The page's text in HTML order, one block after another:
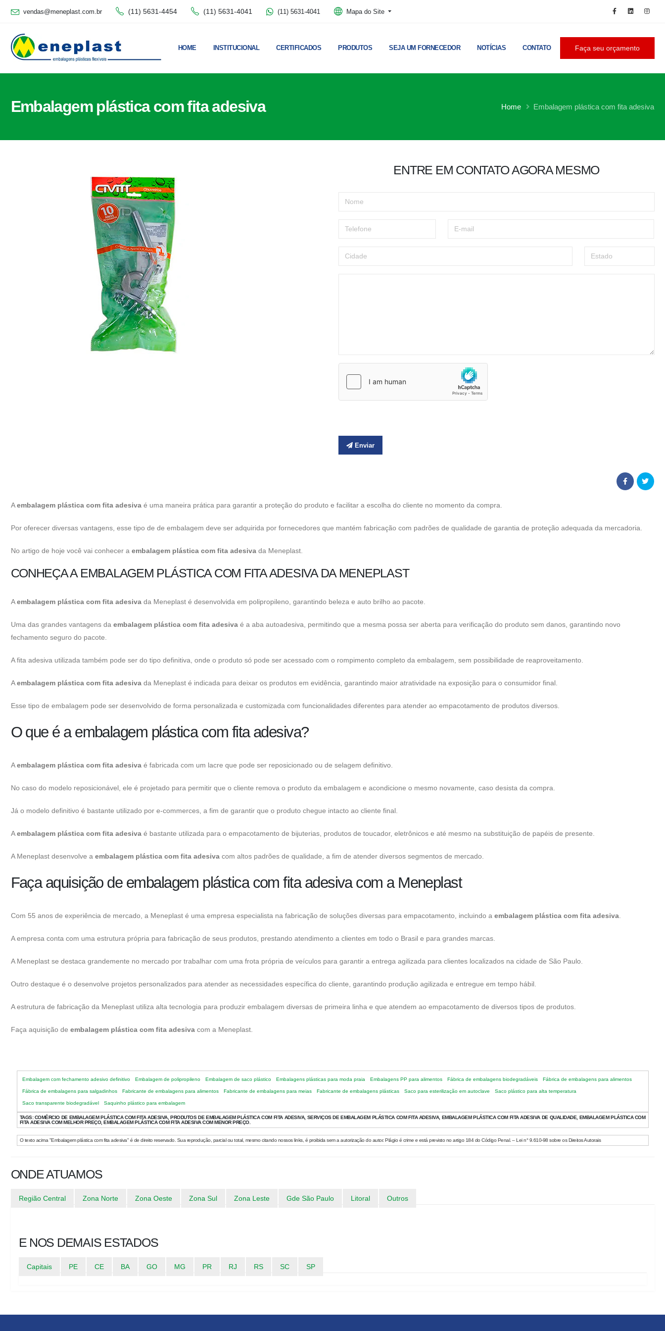
vendas@meneplast.com.br (11) 5631-4454 (11) 5631-4041 (11) 5631-4041 Mapa do Site
HOME INSTITUCIONAL CERTIFICADOS PRODUTOS SEJA UM FORNECEDOR NOTÍCIAS CONTATO Faça seu orçamento
Embalagem plástica com fita adesiva Home Embalagem plástica com fita adesiva
ENTRE EM CONTATO AGORA MESMO
Enviar
Aembalagem plástica com fita adesivaé uma maneira prática para garantir a proteção do produto e facilitar a escolha do cliente no momento da compra.
Por oferecer diversas vantagens, esse tipo de de embalagem deve ser adquirida por fornecedores que mantém fabricação com padrões de qualidade de garantia de proteção adequada da mercadoria.
No artigo de hoje você vai conhecer a embalagem plástica com fita adesivada Meneplast.
CONHEÇA A EMBALAGEM PLÁSTICA COM FITA ADESIVA DA MENEPLAST
Aembalagem plástica com fita adesivada Meneplast é desenvolvida em polipropileno, garantindo beleza e auto brilho ao pacote.
Uma das grandes vantagens da embalagem plástica com fita adesivaé a aba autoadesiva, permitindo que a mesma possa ser aberta para verificação do produto sem danos, garantindo novo
fechamento seguro do pacote.
A fita adesiva utilizada também pode ser do tipo definitiva, onde o produto só pode ser acessado com o rompimento completo da embalagem, sem possibilidade de reaproveitamento.
Aembalagem plástica com fita adesivada Meneplast é indicada para deixar os produtos em evidência, garantindo maior atratividade na exposição para o consumidor final.
Esse tipo de embalagem pode ser desenvolvido de forma personalizada e customizada com funcionalidades diferentes para atender ao empacotamento de produtos diversos.
O que é a embalagem plástica com fita adesiva?
Aembalagem plástica com fita adesivaé fabricada com um lacre que pode ser reposicionado ou de selagem definitivo.
No caso do modelo reposicionável, ele é projetado para permitir que o cliente remova o produto da embalagem e acondicione o mesmo novamente, caso desista da compra.
Já o modelo definitivo é bastante utilizado por e-commerces, a fim de garantir que o produto chegue intacto ao cliente final.
Aembalagem plástica com fita adesivaé bastante utilizada para o empacotamento de bijuterias, produtos de toucador, eletrônicos e até mesmo na substituição de papéis de presente.
A Meneplast desenvolve a embalagem plástica com fita adesivacom altos padrões de qualidade, a fim de atender diversos segmentos de mercado.
Faça aquisição de embalagem plástica com fita adesiva com a Meneplast
Com 55 anos de experiência de mercado, a Meneplast é uma empresa especialista na fabricação de soluções diversas para empacotamento, incluindo a embalagem plástica com fita adesiva.
A empresa conta com uma estrutura própria para fabricação de seus produtos, prestando atendimento a clientes em todo o Brasil e para grandes marcas.
A Meneplast se destaca grandemente no mercado por trabalhar com uma frota própria de veículos para garantir a entrega agilizada para clientes localizados na cidade de São Paulo.
Outro destaque é o desenvolve projetos personalizados para atender as necessidades específica do cliente, garantindo produção agilizada e entregue em tempo hábil.
A estrutura de fabricação da Meneplast utiliza alta tecnologia para produzir embalagem diversas de primeira linha e que atendem ao empacotamento de diversos tipos de produtos.
Faça aquisição de embalagem plástica com fita adesivacom a Meneplast.
Embalagem com fechamento adesivo definitivo Embalagem de polipropileno Embalagem de saco plástico Embalagens plásticas para moda praia Embalagens PP para alimentos Fábrica de embalagens biodegradáveis Fábrica de embalagens para alimentos
Fábrica de embalagens para salgadinhos Fabricante de embalagens para alimentos Fabricante de embalagens para meias Fabricante de embalagens plásticas Saco para esterilização em autoclave Saco plástico para alta temperatura
Saco transparente biodegradável Saquinho plástico para embalagem
TAGS:COMÉRCIO DE EMBALAGEM PLÁSTICA COM FITA ADESIVA, PRODUTOS DE EMBALAGEM PLÁSTICA COM FITA ADESIVA, SERVIÇOS DE EMBALAGEM PLÁSTICA COM FITA ADESIVA, EMBALAGEM PLÁSTICA COM FITA ADESIVA DE QUALIDADE, EMBALAGEM PLÁSTICA COM
FITA ADESIVA COM MELHOR PREÇO, EMBALAGEM PLÁSTICA COM FITA ADESIVA COM MENOR PREÇO.
O texto acima "Embalagem plástica com fita adesiva" é de direito reservado. Sua reprodução, parcial ou total, mesmo citando nossos links, é proibida sem a autorização do autor. Plágio é crime e está previsto no artigo 184 do Código Penal. – Lei n° 9.610-98 sobre os Direitos Autorais
ONDE ATUAMOS
Região Central Zona Norte Zona Oeste Zona Sul Zona Leste Gde São Paulo Litoral Outros
E NOS DEMAIS ESTADOS
Capitais PE CE BA GO MG PR RJ RS SC SP